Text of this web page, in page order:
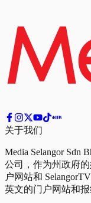
关于我们
Media Selangor Sdn
公司，作为州政府
户网站和
英文的门户网站和报